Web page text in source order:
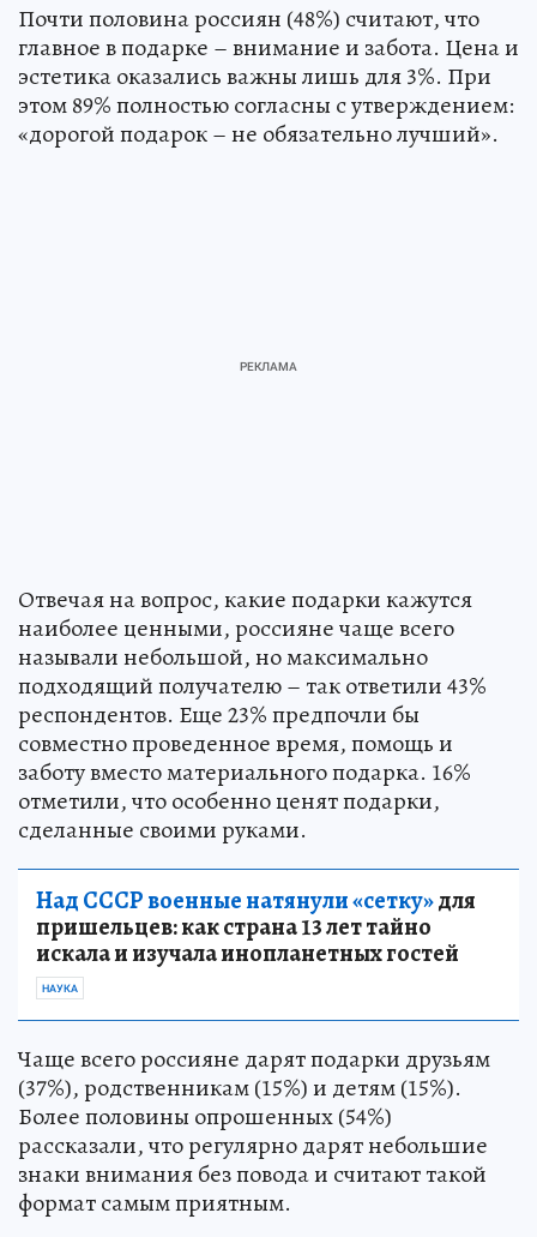
Почти половина россиян (48%) считают, что
главное в подарке – внимание и забота. Цена и
эстетика оказались важны лишь для 3%. При
этом 89% полностью согласны с утверждением:
«дорогой подарок – не обязательно лучший».
Отвечая на вопрос, какие подарки кажутся
наиболее ценными, россияне чаще всего
называли небольшой, но максимально
подходящий получателю – так ответили 43%
респондентов. Еще 23% предпочли бы
совместно проведенное время, помощь и
заботу вместо материального подарка. 16%
отметили, что особенно ценят подарки,
сделанные своими руками.
Над СССР военные натянули «сетку»для
пришельцев: как страна 13 лет тайно
искала и изучала инопланетных гостей
НАУКА
Чаще всего россияне дарят подарки друзьям
(37%), родственникам (15%) и детям (15%).
Более половины опрошенных (54%)
рассказали, что регулярно дарят небольшие
знаки внимания без повода и считают такой
формат самым приятным.